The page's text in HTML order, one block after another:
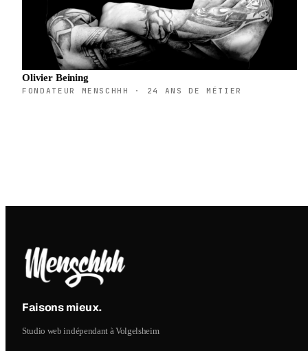
Olivier Beining
FONDATEUR MENSCHHH · 24 ANS DE MÉTIER
Faisons mieux.
Studio web indépendant à Volgelsheim